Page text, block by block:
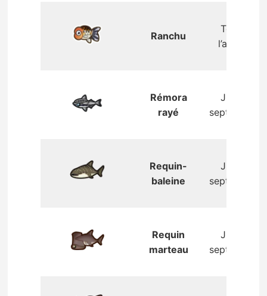
Ranchu
Toute
l’année
Rémora
rayé
Juin –
septembre
Requin-
baleine
Juin –
septembre
Requin
marteau
Juin –
septembre